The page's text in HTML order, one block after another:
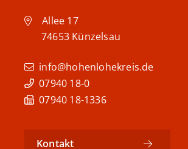
Allee 17
74653 Künzelsau
info@hohenlohekreis.de
07940 18-0
07940 18-1336
Kontakt